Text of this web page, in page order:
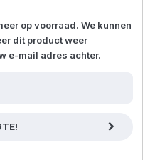
op voorraad. We kunnen
dit product weer
e-mail adres achter.